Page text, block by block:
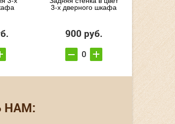
3-х дверного шкафа
900 руб.
НАМ: